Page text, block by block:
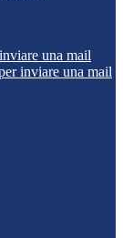
una mail
inviare una mail